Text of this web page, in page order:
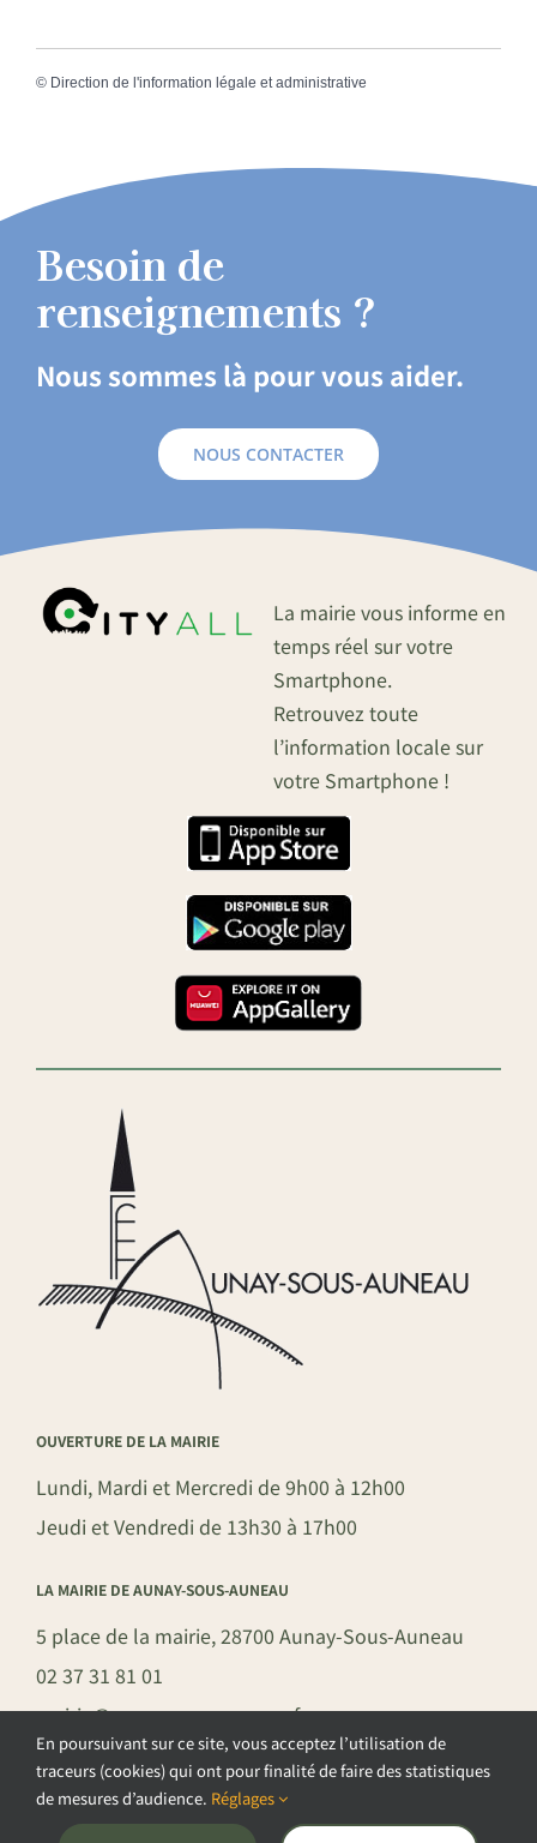
© Direction de l'information légale et administrative
Besoin de
renseignements ?
Nous sommes là pour vous aider.
NOUS CONTACTER
La mairie vous informe en
temps réel sur votre
Smartphone.
Retrouvez toute
l’information locale sur
votre Smartphone !
OUVERTURE DE LA MAIRIE
Lundi, Mardi et Mercredi de 9h00 à 12h00
Jeudi et Vendredi de 13h30 à 17h00
LA MAIRIE DE AUNAY-SOUS-AUNEAU
5 place de la mairie, 28700 Aunay-Sous-Auneau
02 37 31 81 01
mairie@aunay-sous-auneau.fr
©COPYRIGHT 2026 – COMMUNE DE AUNAY-SOUS-AUNEAU –
En poursuivant sur ce site, vous acceptez l’utilisation de
traceurs (cookies) qui ont pour finalité de faire des statistiques
de mesures d’audience. Réglages